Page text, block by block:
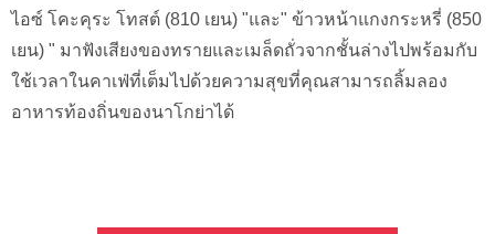
ไอซ์ โคะคุระ โทสต์ (810 เยน) "และ" ข้าวหน้าแกงกระหรี่ (850
เยน) " มาฟังเสียงของทรายและเมล็ดถั่วจากชั้นล่างไปพร้อมกับ
ใช้เวลาในคาเฟ่ที่เต็มไปด้วยความสุขที่คุณสามารถลิ้มลอง
อาหารท้องถิ่นของนาโกย่าได้